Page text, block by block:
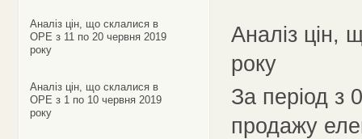
Аналіз цін, що склалися в
ОРЕ з 11 по 20 червня 2019
року
Аналіз цін, що склалися в
ОРЕ з 1 по 10 червня 2019
року
Аналіз цін,
року
За період з
продажу